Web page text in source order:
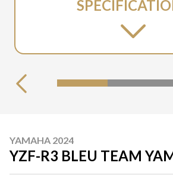
YAMAHA 2024
YZF-R3 BLEU TEAM